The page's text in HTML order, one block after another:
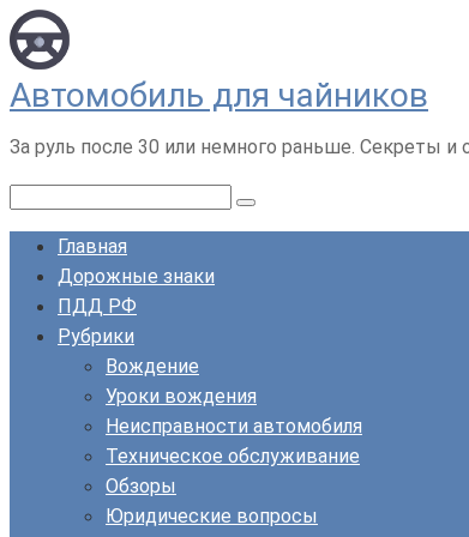
Перейти
к
контенту
Автомобиль для чайников
За руль после 30 или немного раньше. Секреты
Главная
Дорожные знаки
ПДД РФ
Рубрики
Вождение
Уроки вождения
Неисправности автомобиля
Техническое обслуживание
Обзоры
Юридические вопросы